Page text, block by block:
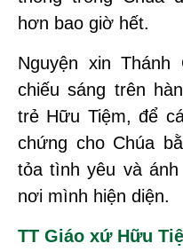
hơn bao giờ hết.
Nguyện xin
chiếu sáng trên
trẻ Hữu Tiệm, để
chứng cho Chúa
tỏa tình yêu và
nơi mình hiện diện.
TT Giáo xứ Hữu